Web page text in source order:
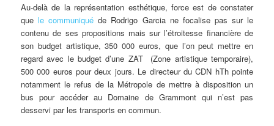
Au-delà de la représentation esthétique, force est de constater
quele communiqué de Rodrigo Garcia ne focalise pas sur le
contenu de ses propositions mais sur l’étroitesse financière de
son budget artistique, 350 000 euros, que l’on peut mettre en
regard avec le budget d’une ZAT (Zone artistique temporaire),
500 000 euros pour deux jours. Le directeur du CDN hTh pointe
notamment le refus de la Métropole de mettre à disposition un
bus pour accéder au Domaine de Grammont qui n’est pas
desservi par les transports en commun.